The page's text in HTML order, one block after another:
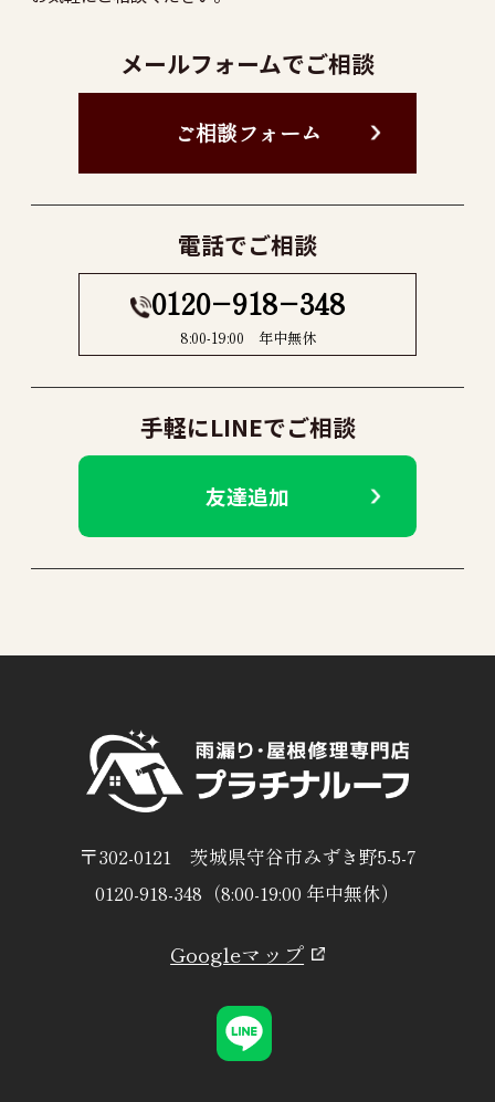
メールフォームでご相談
ご相談フォーム
電話でご相談
0120−918−348
8:00-19:00 年中無休
手軽にLINEでご相談
友達追加
〒302-0121 茨城県守谷市みずき野5-5-7
0120-918-348（8:00-19:00 年中無休）
Googleマップ